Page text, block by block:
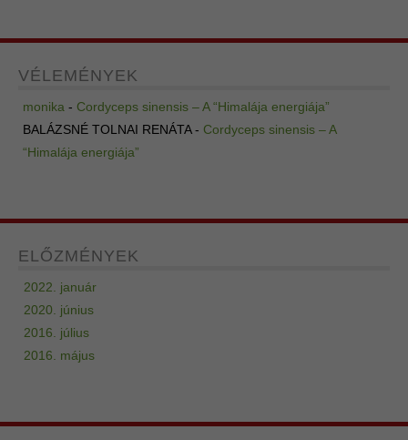
VÉLEMÉNYEK
monika - Cordyceps sinensis – A “Himalája energiája”
BALÁZSNÉ TOLNAI RENÁTA- Cordyceps sinensis – A
“Himalája energiája”
ELŐZMÉNYEK
2022. január
2020. június
2016. július
2016. május